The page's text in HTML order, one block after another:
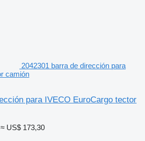
2042301 barra de dirección para
camión
para IVECO EuroCargo tector
≈ US$ 173,30